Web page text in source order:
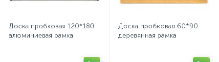
Доска пробковая 120*180
алюминиевая рамка
Доска пробковая 60*90
деревянная рамка